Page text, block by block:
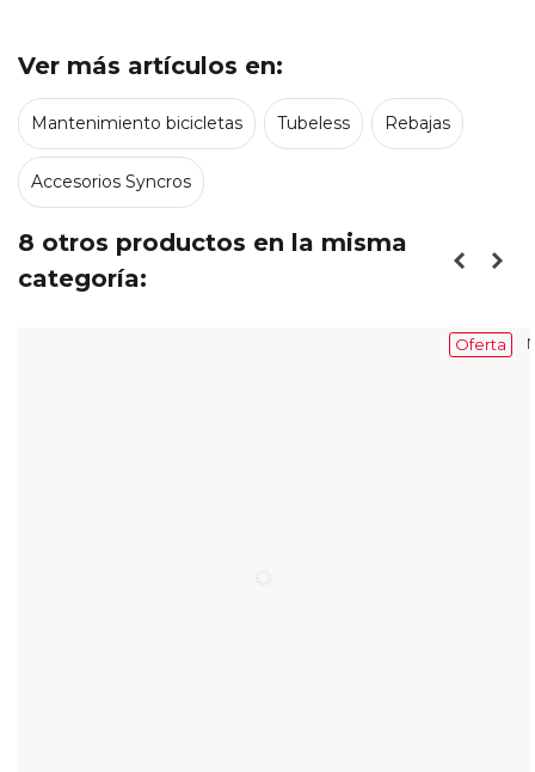
Ver más artículos en:
Mantenimiento bicicletas Tubeless Rebajas
Accesorios Syncros
8 otros productos en la misma
categoría:
Oferta